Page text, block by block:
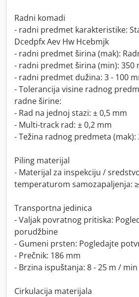
Radni komadi
- radni predmet karakteristike:
Dcedpfx Aev Hw Hcebmjk
- radni predmet širina (mak):
- radni predmet širina (min): 350
- radni predmet dužina: 3 - 100
- Tolerancija visine radnog
radne širine:
- Rad na jednoj stazi: ± 0,5 mm
- Multi-track rad: ± 0,2 mm
- Težina radnog predmeta (mak):
Piling materijal
- Materijal za inspekciju /
temperaturom samozapaljenja: ≥
Transportna jedinica
- Valjak povratnog pritiska:
porudžbine
- Gumeni prsten: Pogledajte
- Prečnik: 186 mm
- Brzina ispuštanja: 8 - 25 m / min
Cirkulacija materijala